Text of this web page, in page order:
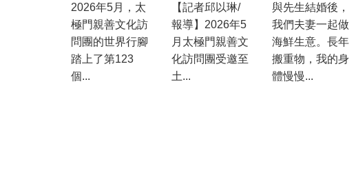
2026年5月，太
極門親善文化訪
問團的世界行腳
踏上了第123
個...
【記者邱以琳/
報導】2026年5
月太極門親善文
化訪問團受邀至
土...
與先生結婚後，
我們夫妻一起做
海鮮生意。長年
搬重物，我的身
體慢慢...